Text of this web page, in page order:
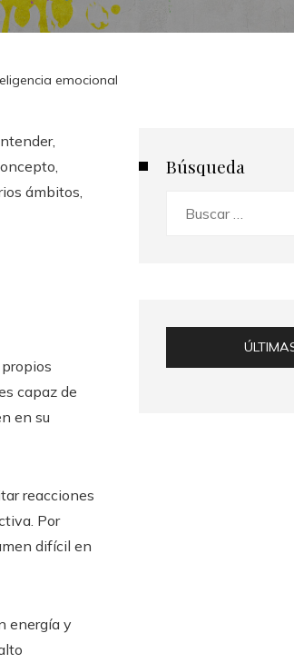
emocional
ámbitos,
capaz de
en su
reacciones
Por
difícil en
energía y
Búsqueda